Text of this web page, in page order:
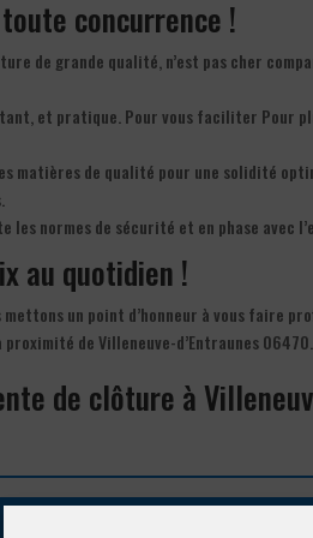
concurrence !
de grande qualité, n’est pas cher
et pratique. Pour vous faciliter Pour
matières de qualité pour une solidité
normes de sécurité et en phase avec
au quotidien !
un point d’honneur à vous faire
de Villeneuve-d’Entraunes 06470.
de clôture à